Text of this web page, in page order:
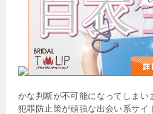
かな判断が不可能になってしまい
犯罪防止策が頑強な出会い系サイ